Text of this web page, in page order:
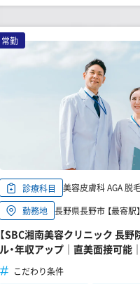
常勤
診療科目
美容皮膚科 AGA 脱
勤務地 長野県長野市 【最寄駅
【SBC湘南美容クリニック 長
ル・年収アップ｜直美面接可能
こだわり条件